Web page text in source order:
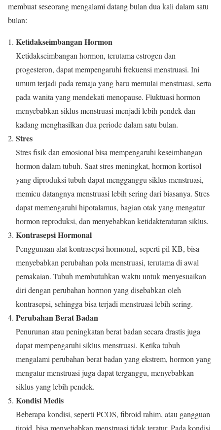
membuat seseorang mengalami datang bulan dua kali dalam satu
bulan:
Ketidakseimbangan Hormon
Ketidakseimbangan hormon, terutama estrogen dan
progesteron, dapat mempengaruhi frekuensi menstruasi. Ini
umum terjadi pada remaja yang baru memulai menstruasi, serta
pada wanita yang mendekati menopause. Fluktuasi hormon
menyebabkan siklus menstruasi menjadi lebih pendek dan
kadang menghasilkan dua periode dalam satu bulan.
Stres
Stres fisik dan emosional bisa mempengaruhi keseimbangan
hormon dalam tubuh. Saat stres meningkat, hormon kortisol
yang diproduksi tubuh dapat mengganggu siklus menstruasi,
memicu datangnya menstruasi lebih sering dari biasanya. Stres
dapat memengaruhi hipotalamus, bagian otak yang mengatur
hormon reproduksi, dan menyebabkan ketidakteraturan siklus.
Kontrasepsi Hormonal
Penggunaan alat kontrasepsi hormonal, seperti pil KB, bisa
menyebabkan perubahan pola menstruasi, terutama di awal
pemakaian. Tubuh membutuhkan waktu untuk menyesuaikan
diri dengan perubahan hormon yang disebabkan oleh
kontrasepsi, sehingga bisa terjadi menstruasi lebih sering.
Perubahan Berat Badan
Penurunan atau peningkatan berat badan secara drastis juga
dapat mempengaruhi siklus menstruasi. Ketika tubuh
mengalami perubahan berat badan yang ekstrem, hormon yang
mengatur menstruasi juga dapat terganggu, menyebabkan
siklus yang lebih pendek.
Kondisi Medis
Beberapa kondisi, seperti PCOS, fibroid rahim, atau gangguan
tiroid, bisa menyebabkan menstruasi tidak teratur. Pada kondisi